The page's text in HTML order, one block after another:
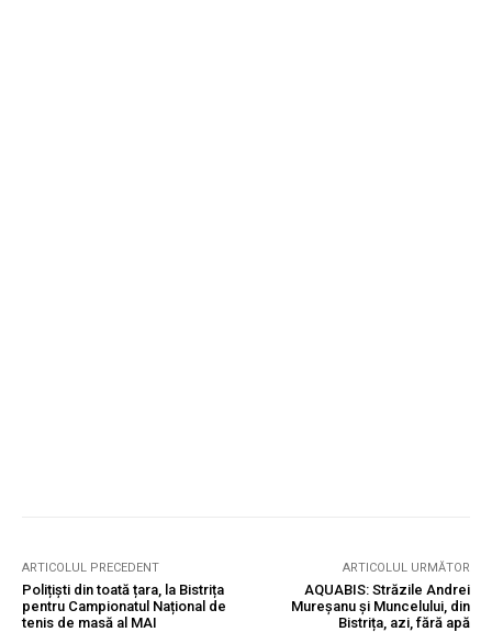
ARTICOLUL PRECEDENT
Polițiști din toată țara, la Bistrița
pentru Campionatul Național de
tenis de masă al MAI
ARTICOLUL URMĂTOR
AQUABIS: Străzile Andrei
Mureșanu și Muncelului, din
Bistrița, azi, fără apă